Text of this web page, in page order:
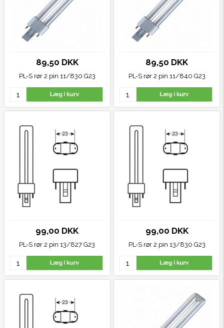
89,50 DKK
PL-S rør 2 pin 11/830 G23
89,50 DKK
PL-S rør 2 pin 11/840 G23
99,00 DKK
PL-S rør 2 pin 13/827G23
99,00 DKK
PL-S rør 2 pin 13/830 G23